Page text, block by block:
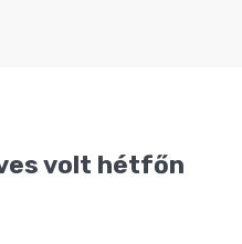
volt hétfőn